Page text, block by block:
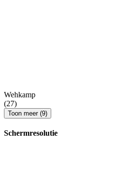
Wehkamp
(27)
Toon meer (9)
Schermresolutie